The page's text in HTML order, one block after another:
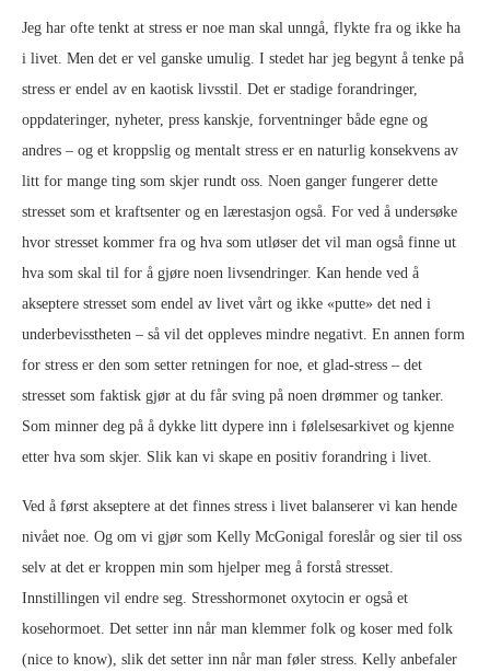
Jeg har ofte tenkt at stress er noe man skal unngå, flykte fra og ikke ha
i livet. Men det er vel ganske umulig. I stedet har jeg begynt å tenke på
stress er endel av en kaotisk livsstil. Det er stadige forandringer,
oppdateringer, nyheter, press kanskje, forventninger både egne og
andres – og et kroppslig og mentalt stress er en naturlig konsekvens av
litt for mange ting som skjer rundt oss. Noen ganger fungerer dette
stresset som et kraftsenter og en lærestasjon også. For ved å undersøke
hvor stresset kommer fra og hva som utløser det vil man også finne ut
hva som skal til for å gjøre noen livsendringer. Kan hende ved å
akseptere stresset som endel av livet vårt og ikke «putte» det ned i
underbevisstheten – så vil det oppleves mindre negativt. En annen form
for stress er den som setter retningen for noe, et glad-stress – det
stresset som faktisk gjør at du får sving på noen drømmer og tanker.
Som minner deg på å dykke litt dypere inn i følelsesarkivet og kjenne
etter hva som skjer. Slik kan vi skape en positiv forandring i livet.
Ved å først akseptere at det finnes stress i livet balanserer vi kan hende
nivået noe. Og om vi gjør som Kelly McGonigal foreslår og sier til oss
selv at det er kroppen min som hjelper meg å forstå stresset.
Innstillingen vil endre seg. Stresshormonet oxytocin er også et
kosehormoet. Det setter inn når man klemmer folk og koser med folk
(nice to know), slik det setter inn når man føler stress. Kelly anbefaler